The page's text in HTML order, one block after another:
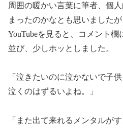
周囲の暖かい言葉に筆者、個
まったのかなとも思いました
YouTubeを見ると、コメント
並び、少しホッとしました。
「泣きたいのに泣かないで子
泣くのはずるいよね。」
「また出て来れるメンタルがす